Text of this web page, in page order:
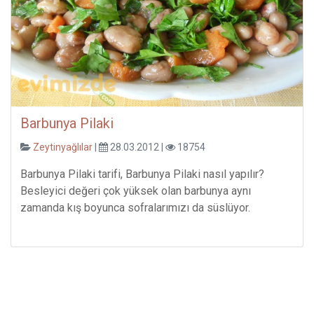
Barbunya Pilaki
Zeytinyağlılar 28.03.2012 | 18754
Barbunya Pilaki tarifi, Barbunya Pilaki nasıl yapılır?
Besleyici değeri çok yüksek olan barbunya aynı
zamanda kış boyunca sofralarımızı da süslüyor.